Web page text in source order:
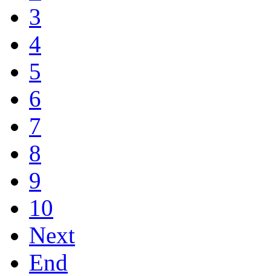
3
4
5
6
7
8
9
10
Next
End